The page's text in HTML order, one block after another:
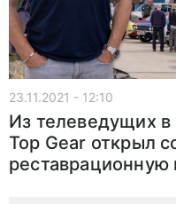
23.11.2021 - 12:10
Из телеведущих в
Top Gear открыл
реставрационную